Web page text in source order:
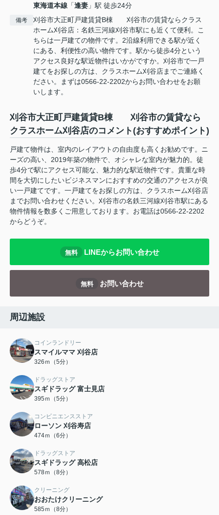
東海道本線 「逢妻 」駅 徒歩24分
備考
刈谷市大正町戸建賃貸B棟 刈谷市の賃貸ならクラス
ホーム刈谷店：名鉄三河線刈谷市駅にも近くて便利。こ
ちらは一戸建ての物件です。2沿線利用できる駅が近く
にある、利便性の高い物件です。駅から徒歩4分という
アクセス良好な駅近物件はいかがですか。刈谷市で一戸
建てをお探しの方は、クラスホーム刈谷店までご連絡く
ださい。まずは0566-22-2202からお問い合わせをお願
いします。
刈谷市大正町戸建賃貸B棟 刈谷市の賃貸なら
クラスホーム刈谷店のコメント(おすすめポイント)
戸建て物件は、室内のレイアウトの自由度も高くお勧めです。ニ
ーズの高い、2019年築の物件で、オシャレな室内が魅力的。徒
歩4分で駅にアクセス可能な、魅力的な駅近物件です。貴重な時
間を大切にしたいビジネスマンにおすすめの交通のアクセスが良
い一戸建てです。一戸建てをお探しの方は、クラスホーム刈谷店
までお問い合わせください。刈谷市の名鉄三河線刈谷市駅にある
物件情報を数多くご用意しております。お電話は0566-22-2202
からどうぞ。
無料 LINEからお問い合わせ
無料 お問い合わせ
周辺施設
コインランドリー
スマイルママ 刈谷店
326ｍ（5分）
ドラッグストア
スギドラッグ 富士見店
395ｍ（5分）
コンビニエンスストア
ローソン 刈谷寿店
474ｍ（6分）
ドラッグストア
スギドラッグ 高松店
578ｍ（8分）
クリーニング
おおたけクリーニング
585ｍ（8分）